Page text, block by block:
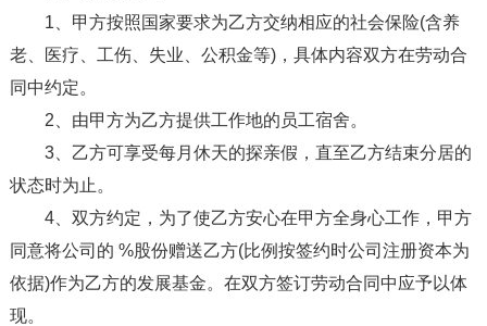
1、甲方按照国家要求为乙方交纳相应的社会保险(含养
老、医疗、工伤、失业、公积金等)，具体内容双方在劳动合
同中约定。
2、由甲方为乙方提供工作地的员工宿舍。
3、乙方可享受每月休天的探亲假，直至乙方结束分居的
状态时为止。
4、双方约定，为了使乙方安心在甲方全身心工作，甲方
同意将公司的 %股份赠送乙方(比例按签约时公司注册资本为
依据)作为乙方的发展基金。在双方签订劳动合同中应予以体
现。